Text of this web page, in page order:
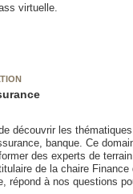
virtuelle.
découvrir les
banque. Ce
des experts de terrain.
de la chaire Finance
répond à nos questions